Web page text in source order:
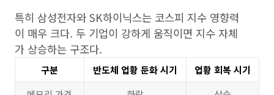
특히 삼성전자와 SK하이닉스는 코스피 지수 영향력
이 매우 크다. 두 기업이 강하게 움직이면 지수 자체
가 상승하는 구조다.
구분 반도체 업황 둔화 시기
업황 회복 시기